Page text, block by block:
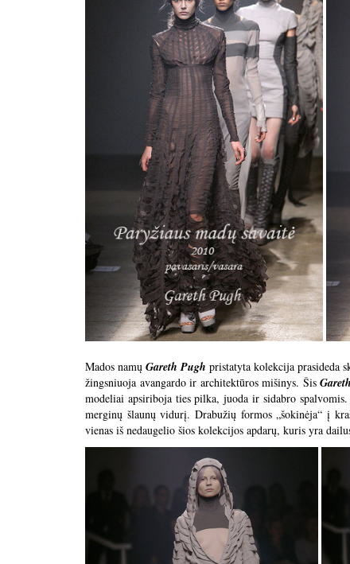
Mados namųGareth Pugh pristatyta kolekcija prasideda
žingsniuoja avangardo ir architektūros mišinys. Šis
modeliai apsiriboja ties pilka, juoda ir sidabro
merginų šlaunų vidurį. Drabužių formos „šokinėja“ į
vienas iš nedaugelio šios kolekcijos apdarų, kuris yra